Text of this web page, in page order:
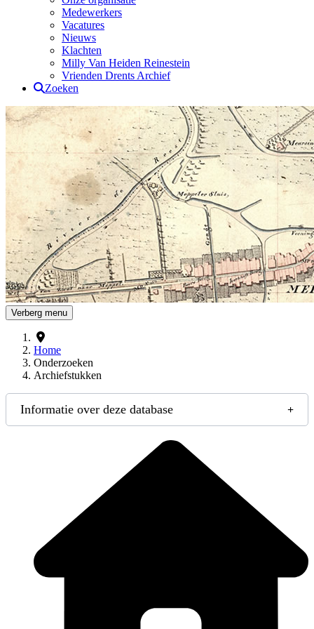
Medewerkers
Vacatures
Nieuws
Klachten
Milly Van Heiden Reinestein
Vrienden Drents Archief
Zoeken
Drents Archief
Verberg menu
Home
Onderzoeken
Archiefstukken
Informatie over deze database